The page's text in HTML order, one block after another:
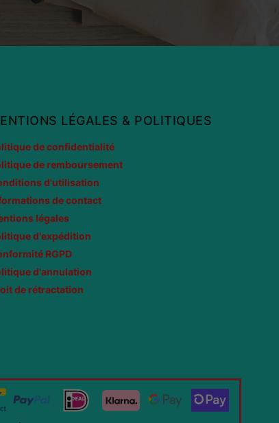
LÉGALES & POLITIQUES
de confidentialité
de remboursement
d'utilisation
de contact
légales
d'expédition
RGPD
d'annulation
de rétractation